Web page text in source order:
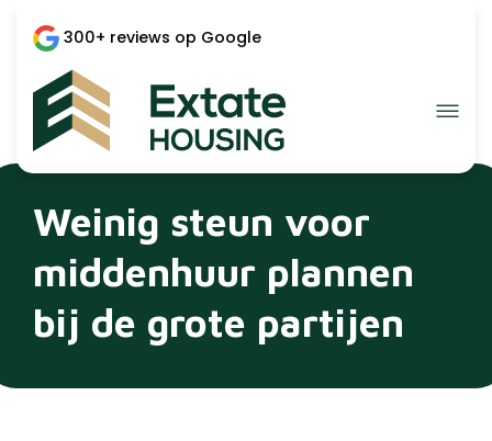
300+ reviews op Google
Weinig steun voor
middenhuur plannen
bij de grote partijen